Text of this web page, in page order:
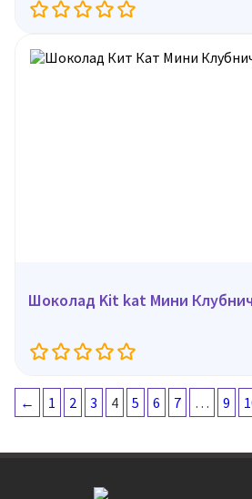
Шоколад Kit kat Мини
← 1 2 3 4 5 6 7 … 9